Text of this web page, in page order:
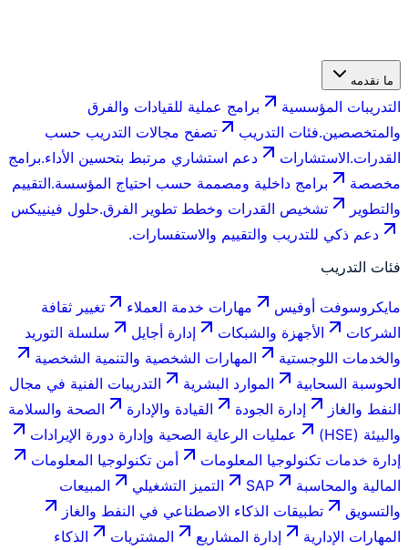
ما نقدمه
التدريبات المؤسسية
برامج عملية للقيادات والفرق
والمتخصصين.فئات التدريب
تصفح مجالات التدريب حسب
القدرات.الاستشارات دعم استشاري مرتبط بتحسين الأداء.برامج
مخصصة
برامج داخلية ومصممة حسب احتياج المؤسسة.التقييم
والتطوير
تشخيص القدرات وخطط تطوير الفرق.حلول فينييكس
دعم ذكي للتدريب والتقييم والاستفسارات.
فئات التدريب
مايكروسوفت أوفيس مهارات خدمة العملاء
تغيير ثقافة
الشركات
الأجهزة والشبكات إدارة أجايل
سلسلة التوريد
والخدمات اللوجستية
المهارات الشخصية والتنمية الشخصية
الحوسبة السحابية
الموارد البشرية
التدريبات الفنية في مجال
النفط والغاز
إدارة الجودة القيادة والإدارة
الصحة والسلامة
والبيئة (HSE)
عمليات الرعاية الصحية وإدارة دورة الإيرادات
إدارة خدمات تكنولوجيا المعلومات
أمن تكنولوجيا المعلومات
المالية والمحاسبة
SAP التميز التشغيلي
المبيعات
والتسويق
تطبيقات الذكاء الاصطناعي في النفط والغاز
المهارات الإدارية
إدارة المشاريع المشتريات
الذكاء